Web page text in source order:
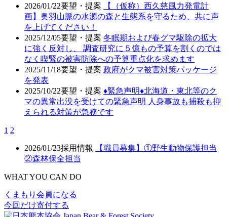
2026/01/22要望・提案
【（仮称）西久慈風力発電計
画】奥羽山脈の水源の森と生態系を守るため、共に声
を上げてください！
2025/12/05要望・提案 冬眠期および春グマ駆除の拡大
に強く反対し、 調査研究に５億もの予算を割くのでは
なく喫緊の被害防除への予算重点化を求めます
2025/11/18要望・提案 政府がクマ被害対策パッケージ
を発表
2025/10/22要望・提案 ♦️緊急声明♦️北海道・東北等のク
マの異常出没を受けての緊急声明 人身事故も捕殺も抑
えられる対策が急務です
1 2
2026/01/23採用情報
【職員募集】①野生動物保護担当
②森林保全担当
WHAT YOU CAN DO
くまもり会員になる
今回だけ寄付する